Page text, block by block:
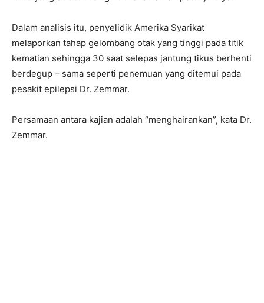
Dalam analisis itu, penyelidik Amerika Syarikat
melaporkan tahap gelombang otak yang tinggi pada titik
kematian sehingga 30 saat selepas jantung tikus berhenti
berdegup – sama seperti penemuan yang ditemui pada
pesakit epilepsi Dr. Zemmar.
Persamaan antara kajian adalah “menghairankan”, kata Dr.
Zemmar.